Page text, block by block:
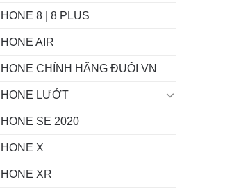
8 | 8 PLUS
AIR
CHÍNH HÃNG ĐUÔI VN
LƯỚT
SE 2020
X
XR